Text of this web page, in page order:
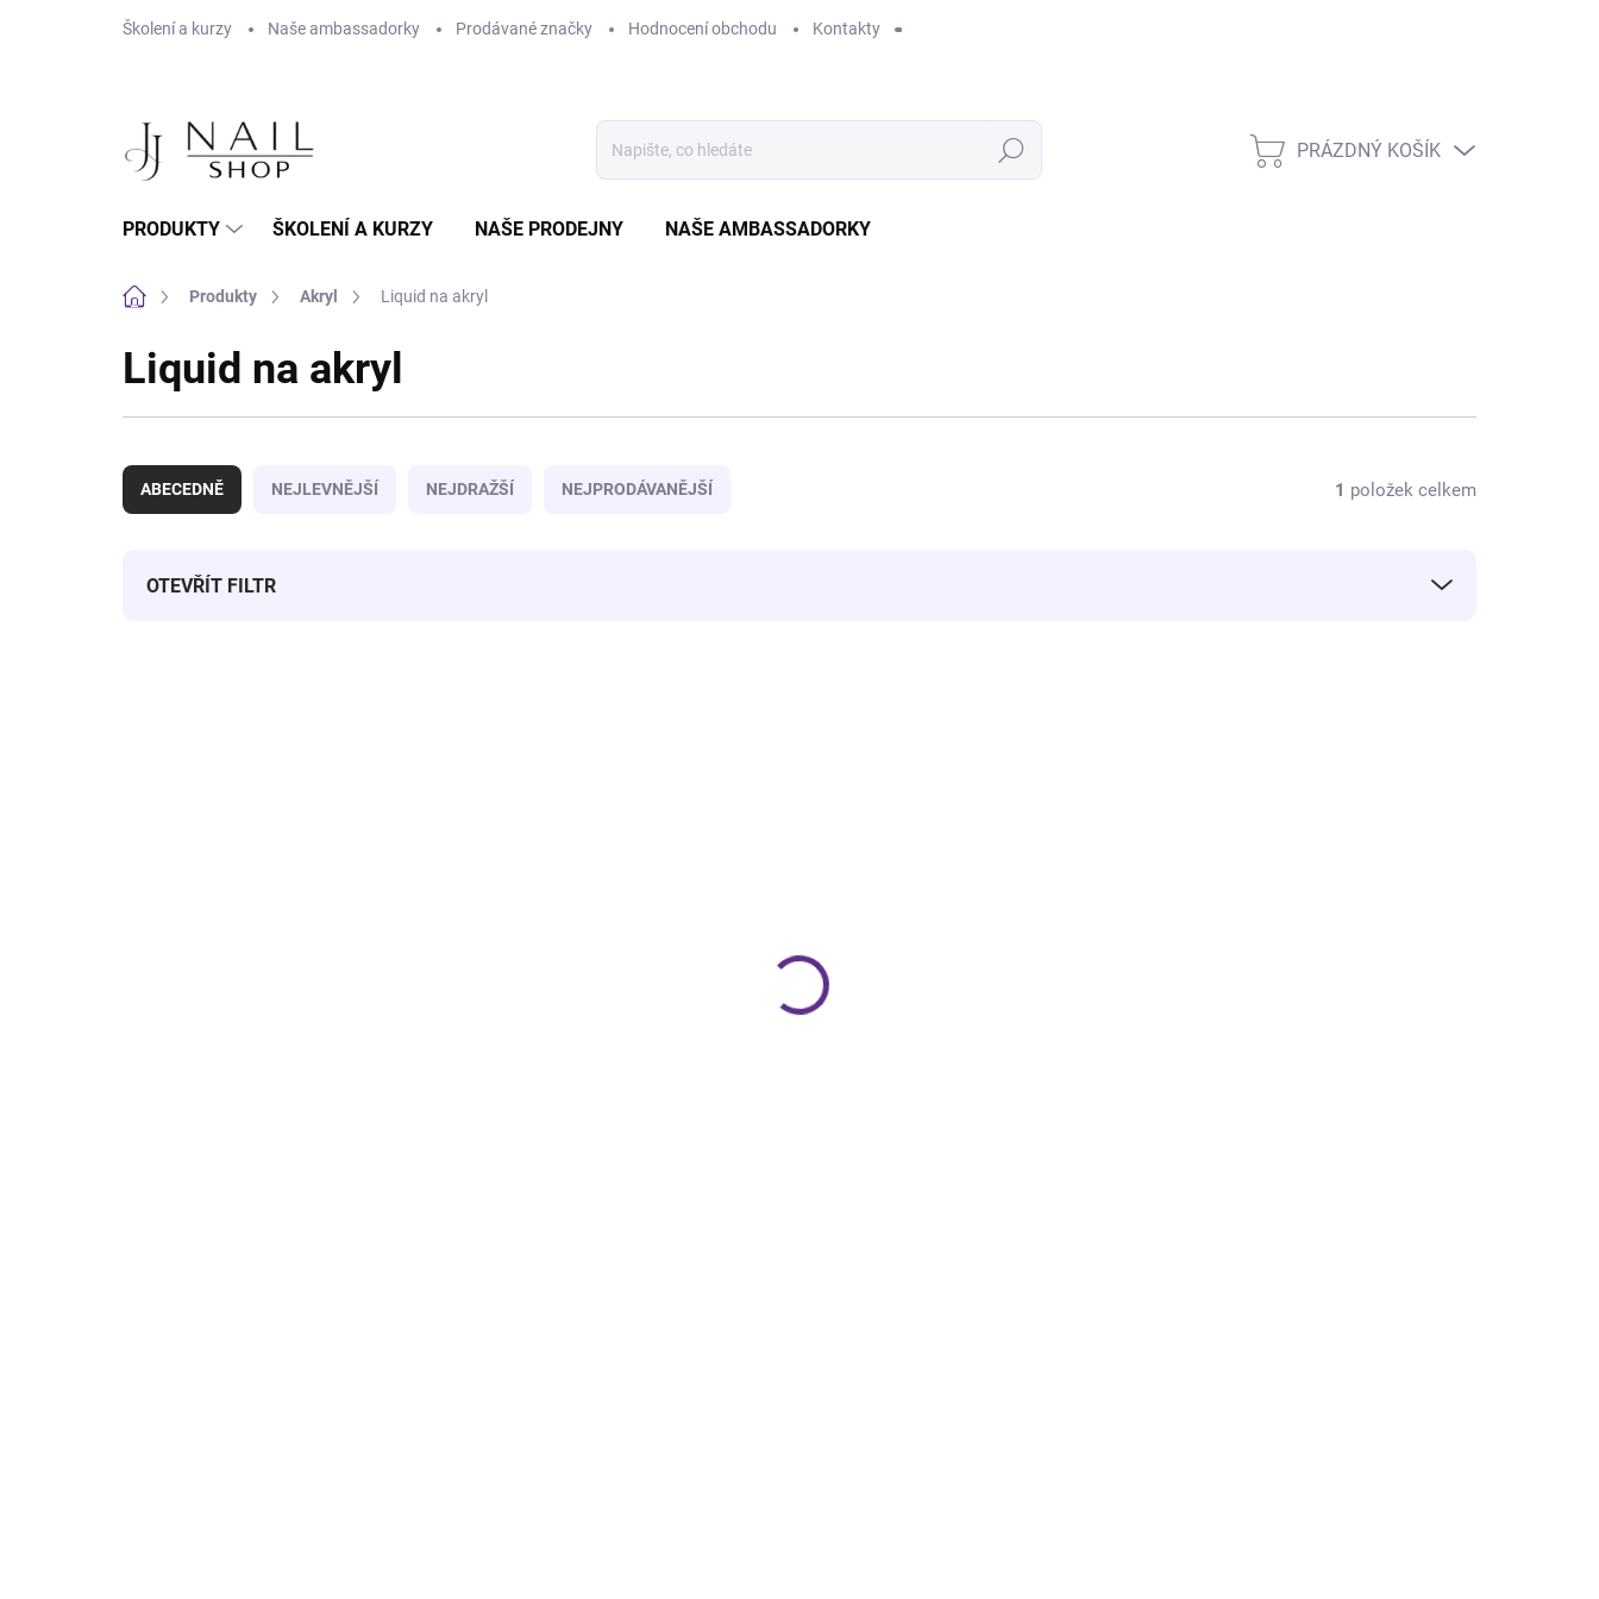
Školení a kurzy
Naše ambassadorky Prodávané značky Hodnocení obchodu Kontakty
Hledat NÁKUPNÍ KOŠÍK
PRÁZDNÝ KOŠÍK
PRODUKTY ŠKOLENÍ A KURZY NAŠE PRODEJNY NAŠE AMBASSADORKY
Domů Produkty Akryl Liquid na akryl
Liquid na akryl
ABECEDNĚ NEJLEVNĚJŠÍ NEJDRAŽŠÍ NEJPRODÁVANĚJŠÍ 1 položek celkem
OTEVŘÍT FILTR